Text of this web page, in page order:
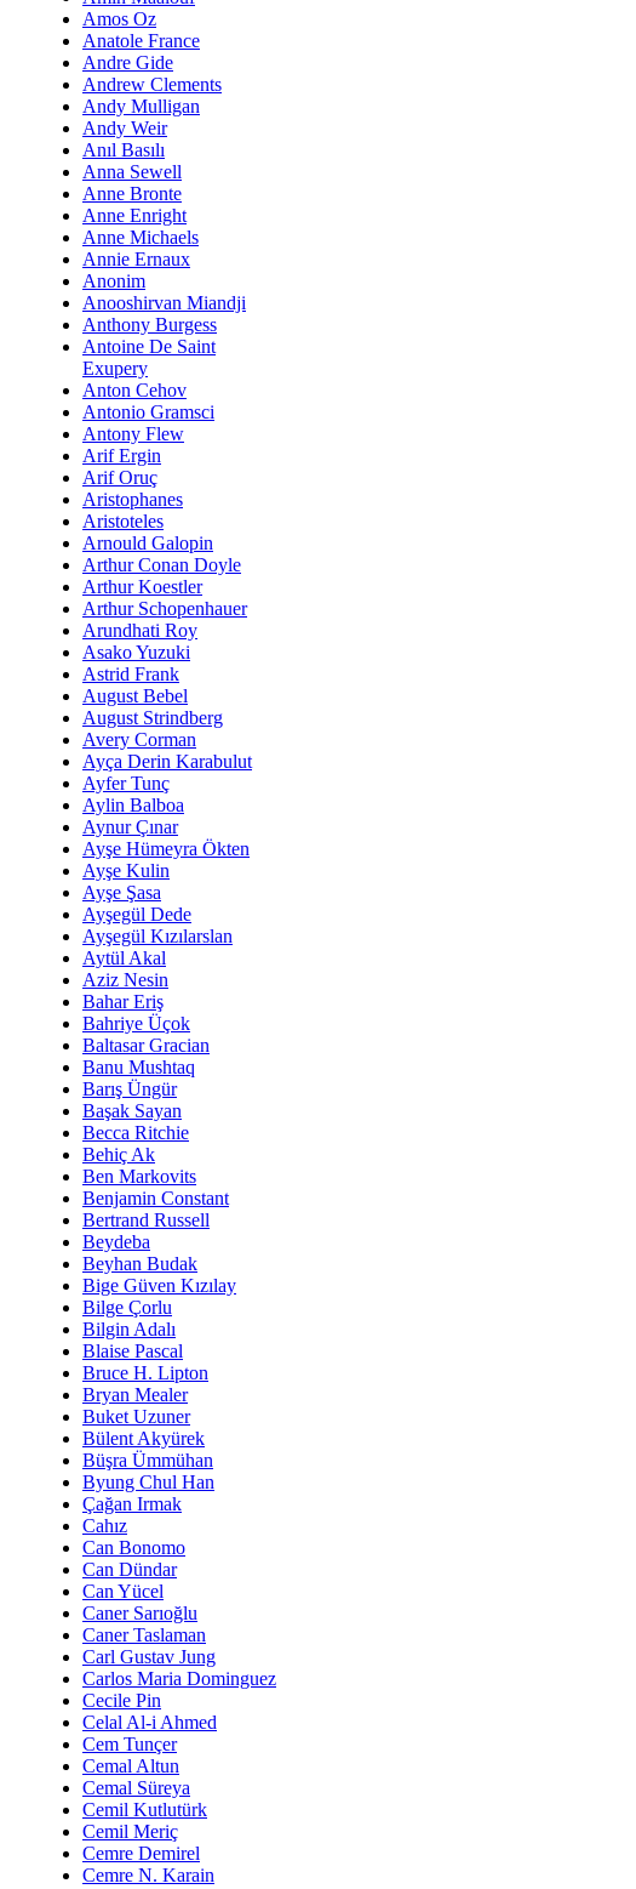
Amos Oz
Anatole France
Andre Gide
Andrew Clements
Andy Mulligan
Andy Weir
Anıl Basılı
Anna Sewell
Anne Bronte
Anne Enright
Anne Michaels
Annie Ernaux
Anonim
Anooshirvan Miandji
Anthony Burgess
Antoine De Saint
Exupery
Anton Cehov
Antonio Gramsci
Antony Flew
Arif Ergin
Arif Oruç
Aristophanes
Aristoteles
Arnould Galopin
Arthur Conan Doyle
Arthur Koestler
Arthur Schopenhauer
Arundhati Roy
Asako Yuzuki
Astrid Frank
August Bebel
August Strindberg
Avery Corman
Ayça Derin Karabulut
Ayfer Tunç
Aylin Balboa
Aynur Çınar
Ayşe Hümeyra Ökten
Ayşe Kulin
Ayşe Şasa
Ayşegül Dede
Ayşegül Kızılarslan
Aytül Akal
Aziz Nesin
Bahar Eriş
Bahriye Üçok
Baltasar Gracian
Banu Mushtaq
Barış Üngür
Başak Sayan
Becca Ritchie
Behiç Ak
Ben Markovits
Benjamin Constant
Bertrand Russell
Beydeba
Beyhan Budak
Bige Güven Kızılay
Bilge Çorlu
Bilgin Adalı
Blaise Pascal
Bruce H. Lipton
Bryan Mealer
Buket Uzuner
Bülent Akyürek
Büşra Ümmühan
Byung Chul Han
Çağan Irmak
Cahız
Can Bonomo
Can Dündar
Can Yücel
Caner Sarıoğlu
Caner Taslaman
Carl Gustav Jung
Carlos Maria Dominguez
Cecile Pin
Celal Al-i Ahmed
Cem Tunçer
Cemal Altun
Cemal Süreya
Cemil Kutlutürk
Cemil Meriç
Cemre Demirel
Cemre N. Karain